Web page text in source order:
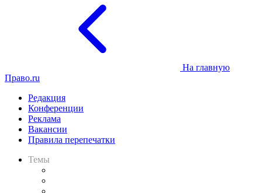
На главную
Право.ru
Редакция
Конференции
Реклама
Вакансии
Правила перепечатки
Темы